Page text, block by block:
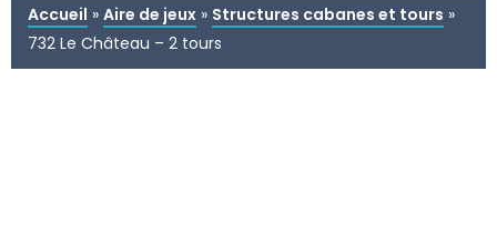
Accueil » Aire de jeux » Structures cabanes et tours »
732 Le Château – 2 tours